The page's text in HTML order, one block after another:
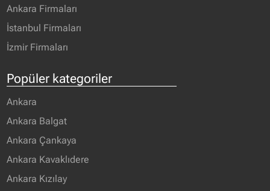
Ankara Firmaları
İstanbul Firmaları
İzmir Firmaları
Popüler kategoriler
Ankara
Ankara Balgat
Ankara Çankaya
Ankara Kavaklıdere
Ankara Kızılay